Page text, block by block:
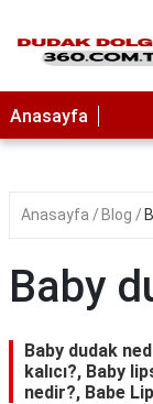
Anasayfa
Anasayfa Blog
Baby
Baby dudak
kalıcı?, Baby
nedir?, Babe